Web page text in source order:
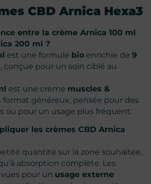
CBD Arnica Hexa3
entre la crème Arnica 100 ml
200 ml ?
est une formule bio enrichie de 9
, conçue pour un soin ciblé au
est une crème muscles &
format généreux, pensée pour des
ou pour un usage plus fréquent.
les crèmes CBD Arnica
quantité sur la zone souhaitée,
absorption complète. Les
pour un usage externe